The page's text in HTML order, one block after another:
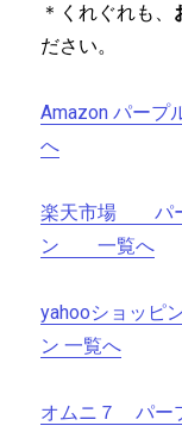
＊くれぐれも、
ださい。
Amazon パー
へ
楽天市場 パー
ン 一覧へ
yahooショッピ
ン 一覧へ
オムニ７ パー